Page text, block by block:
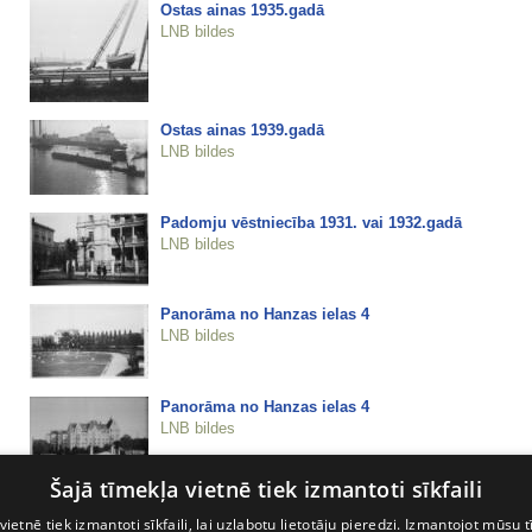
Ostas ainas 1935.gadā
LNB bildes
Ostas ainas 1939.gadā
LNB bildes
Padomju vēstniecība 1931. vai 1932.gadā
LNB bildes
Panorāma no Hanzas ielas 4
LNB bildes
Panorāma no Hanzas ielas 4
LNB bildes
Pareizticīgā baznīca
Šajā tīmekļa vietnē tiek izmantoti sīkfaili
tiek izmantoti sīkfaili, lai uzlabotu lietotāju pieredzi. Izmantojot mūsu